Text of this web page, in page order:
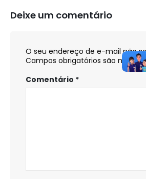
Deixe um comentário
O seu endereço de e-mail não
Campos obrigatórios são
Comentário *